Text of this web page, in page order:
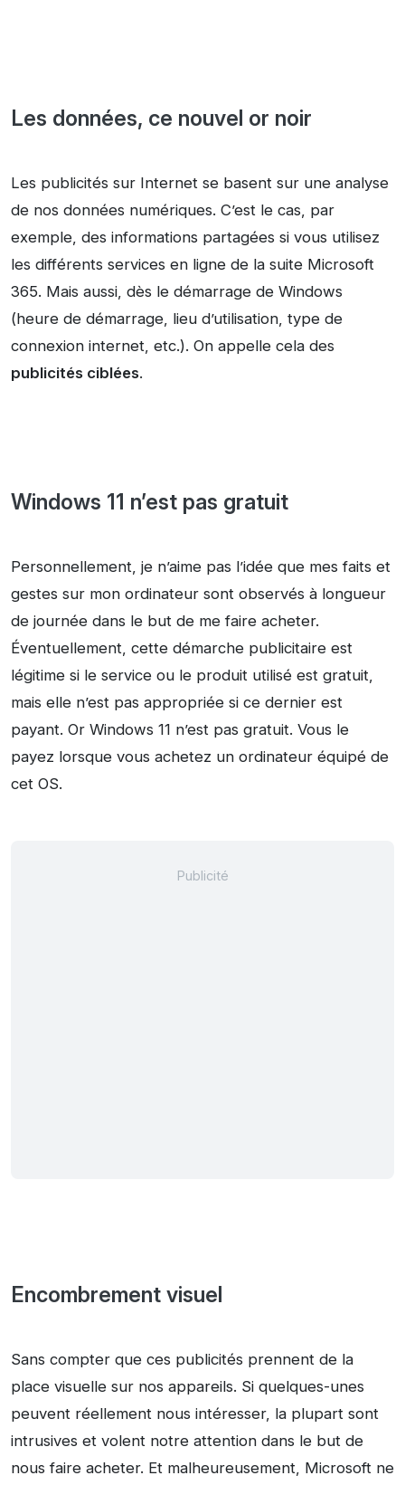
Les données, ce nouvel or noir
Les publicités sur Internet se basent sur une analyse
de nos données numériques. C’est le cas, par
exemple, des informations partagées si vous utilisez
les différents services en ligne de la suite Microsoft
365. Mais aussi, dès le démarrage de Windows
(heure de démarrage, lieu d’utilisation, type de
connexion internet, etc.). On appelle cela des
publicités ciblées.
Windows 11 n’est pas gratuit
Personnellement, je n’aime pas l’idée que mes faits et
gestes sur mon ordinateur sont observés à longueur
de journée dans le but de me faire acheter.
Éventuellement, cette démarche publicitaire est
légitime si le service ou le produit utilisé est gratuit,
mais elle n’est pas appropriée si ce dernier est
payant. Or Windows 11 n’est pas gratuit. Vous le
payez lorsque vous achetez un ordinateur équipé de
cet OS.
Encombrement visuel
Sans compter que ces publicités prennent de la
place visuelle sur nos appareils. Si quelques-unes
peuvent réellement nous intéresser, la plupart sont
intrusives et volent notre attention dans le but de
nous faire acheter. Et malheureusement, Microsoft ne